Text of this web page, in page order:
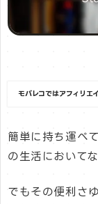
モバレコではアフィリエ
簡単に持ち運べ
の生活において
でもその便利さ